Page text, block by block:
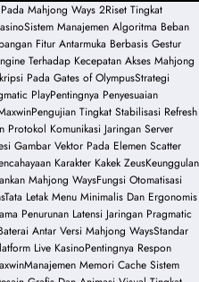
Mahjong Ways 2Riset Tingkat
Sistem Manajemen Algoritma Beban
Fitur Antarmuka Berbasis Gestur
Terhadap Kecepatan Akses Mahjong
Pada Gates of OlympusStrategi
PlayPentingnya Penyesuaian
Pengujian Tingkat Stabilisasi Refresh
Protokol Komunikasi Jaringan Server
Gambar Vektor Pada Elemen Scatter
Karakter Kakek ZeusKeunggulan
Mahjong WaysFungsi Otomatisasi
Tata Letak Menu Minimalis Dan Ergonomis
Penurunan Latensi Jaringan Pragmatic
Antar Versi Mahjong WaysStandar
Live KasinoPentingnya Respon
Manajemen Memori Cache Sistem